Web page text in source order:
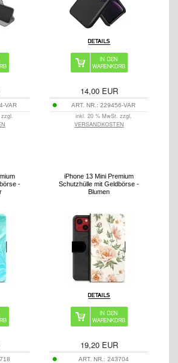
VAR
14,00EUR
ART. NR.:229456-VAR
inkl. 20 % MwSt. zzgl.
VERSANDKOSTEN
-
iPhone 13 Mini Premium
Schutzhülle mit Geldbörse -
Blumen
19,20EUR
ART. NR.: 243704